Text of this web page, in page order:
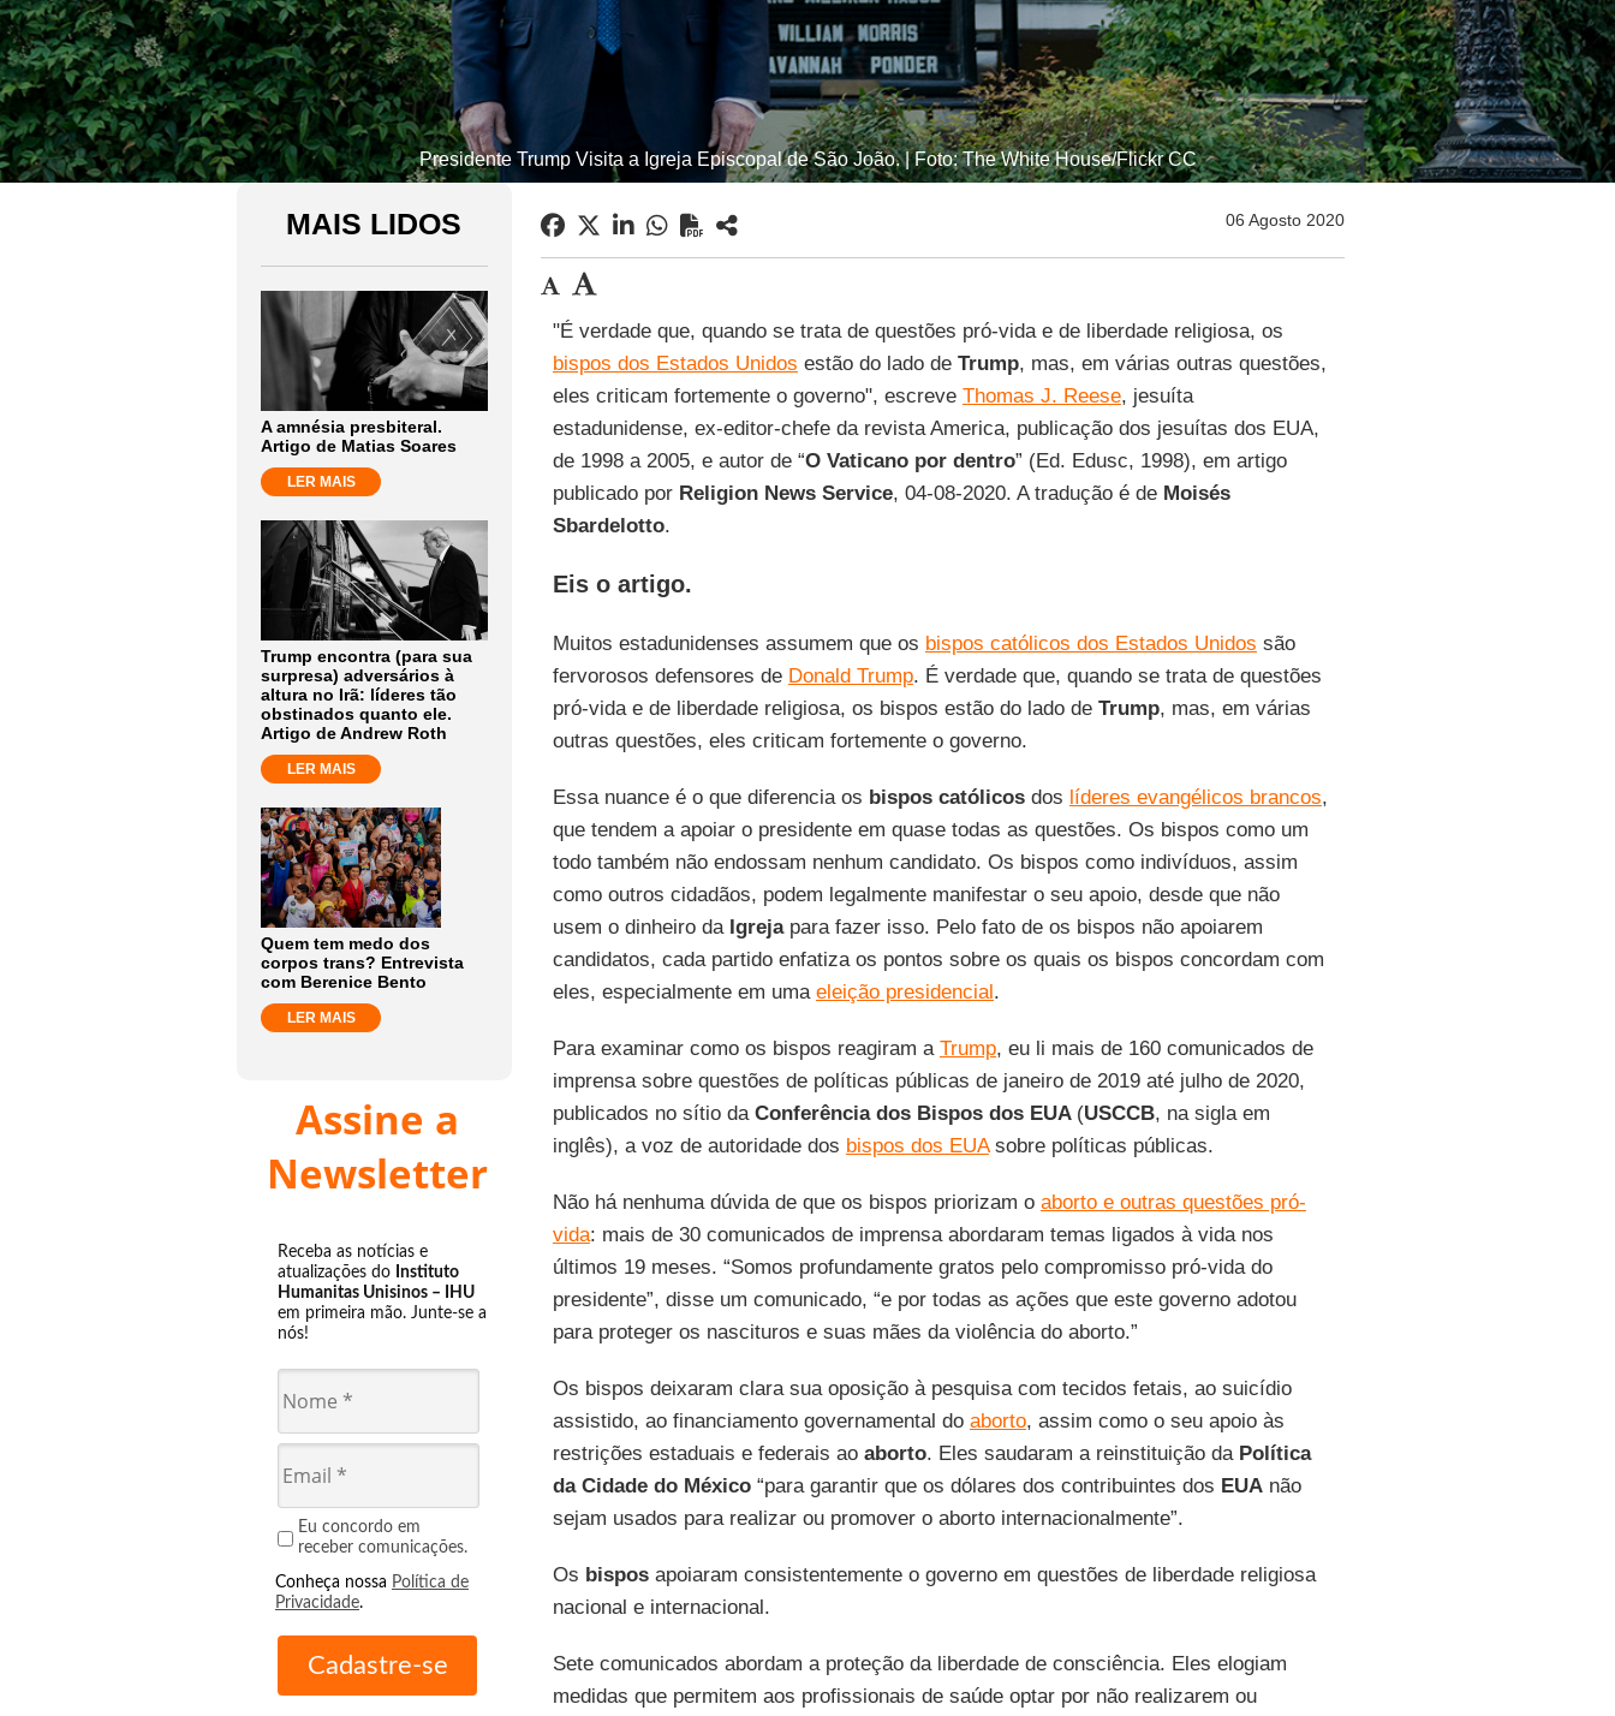
Presidente Trump Visita a Igreja Episcopal de São João. | Foto: The White House/Flickr CC
MAIS LIDOS
A amnésia presbiteral.
Artigo de Matias Soares
LER MAIS
Trump encontra (para sua
surpresa) adversários à
altura no Irã: líderes tão
obstinados quanto ele.
Artigo de Andrew Roth
LER MAIS
Quem tem medo dos
corpos trans? Entrevista
com Berenice Bento
LER MAIS
Assine a
Newsletter
Receba as notícias e
atualizações do Instituto
Humanitas Unisinos – IHU
em primeira mão. Junte-se a
nós!
Eu concordo em
receber comunicações.
Conheça nossa Política de
Privacidade.
06 Agosto 2020
"É verdade que, quando se trata de questões pró-vida e de liberdade religiosa, os
bispos dos Estados Unidos estão do lado de Trump, mas, em várias outras questões,
eles criticam fortemente o governo", escreve Thomas J. Reese, jesuíta
estadunidense, ex-editor-chefe da revista America, publicação dos jesuítas dos EUA,
de 1998 a 2005, e autor de “O Vaticano por dentro” (Ed. Edusc, 1998), em artigo
publicado por Religion News Service, 04-08-2020. A tradução é de Moisés
Sbardelotto.
Eis o artigo.
Muitos estadunidenses assumem que os bispos católicos dos Estados Unidos são
fervorosos defensores de Donald Trump. É verdade que, quando se trata de questões
pró-vida e de liberdade religiosa, os bispos estão do lado de Trump, mas, em várias
outras questões, eles criticam fortemente o governo.
Essa nuance é o que diferencia os bispos católicosdos líderes evangélicos brancos,
que tendem a apoiar o presidente em quase todas as questões. Os bispos como um
todo também não endossam nenhum candidato. Os bispos como indivíduos, assim
como outros cidadãos, podem legalmente manifestar o seu apoio, desde que não
usem o dinheiro da Igrejapara fazer isso. Pelo fato de os bispos não apoiarem
candidatos, cada partido enfatiza os pontos sobre os quais os bispos concordam com
eles, especialmente em uma eleição presidencial.
Para examinar como os bispos reagiram a Trump, eu li mais de 160 comunicados de
imprensa sobre questões de políticas públicas de janeiro de 2019 até julho de 2020,
publicados no sítio da Conferência dos Bispos dos EUA (USCCB, na sigla em
inglês), a voz de autoridade dos bispos dos EUAsobre políticas públicas.
Não há nenhuma dúvida de que os bispos priorizam o aborto e outras questões pró-
vida: mais de 30 comunicados de imprensa abordaram temas ligados à vida nos
últimos 19 meses. “Somos profundamente gratos pelo compromisso pró-vida do
presidente”, disse um comunicado, “e por todas as ações que este governo adotou
para proteger os nascituros e suas mães da violência do aborto.”
Os bispos deixaram clara sua oposição à pesquisa com tecidos fetais, ao suicídio
assistido, ao financiamento governamental do aborto, assim como o seu apoio às
restrições estaduais e federais ao aborto. Eles saudaram a reinstituição da Política
da Cidade do México“para garantir que os dólares dos contribuintes dos EUAnão
sejam usados para realizar ou promover o aborto internacionalmente”.
Os bisposapoiaram consistentemente o governo em questões de liberdade religiosa
nacional e internacional.
Sete comunicados abordam a proteção da liberdade de consciência. Eles elogiam
medidas que permitem aos profissionais de saúde optar por não realizarem ou